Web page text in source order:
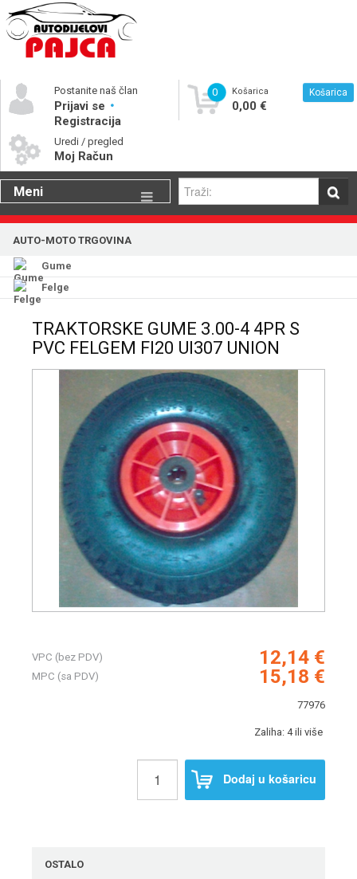
Postanite naš član
Prijavi se
Registracija
Uredi / pregled
Moj Račun
0 Košarica
0,00 €
Košarica
Meni
Gume
Katalog rezervnih dijelova
AUTO-MOTO TRGOVINA
Gume
Felge
TRAKTORSKE GUME 3.00-4 4PR S
PVC FELGEM FI20 UI307 UNION
VPC (bez PDV) 12,14 €
MPC (sa PDV) 15,18 €
77976
Zaliha: 4 ili više
Dodaj u košaricu
OSTALO